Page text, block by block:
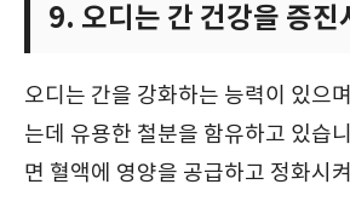
9. 오디는 간 건강을 증진
오디는 간을 강화하는 능력이 있으
는데 유용한 철분을 함유하고 있습
면 혈액에 영양을 공급하고 정화시